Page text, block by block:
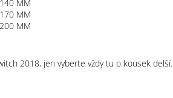
MM
MM
MM
2018, jen vyberte vždy tu o kousek delší.